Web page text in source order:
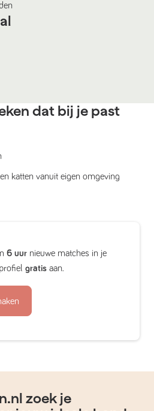
dat bij je past
katten vanuit eigen omgeving
6 uur nieuwe matches in je
gratis aan.
zoek je